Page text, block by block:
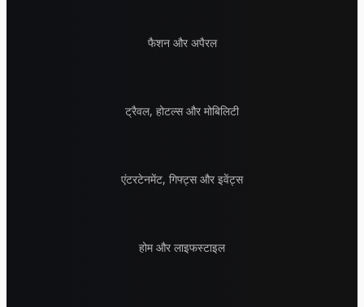
फैशन और अपैरल
ट्रैवल, होटल्स और मोबिलिटी
एंटरटेनमेंट, गिफ्ट्स और इवेंट्स
होम और लाइफस्टाइल